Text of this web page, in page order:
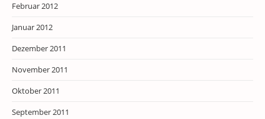
Februar 2012
Januar 2012
Dezember 2011
November 2011
Oktober 2011
September 2011